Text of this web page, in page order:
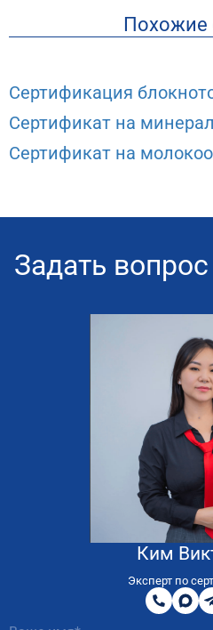
Похожие
Сертификация
Сертификат на
Сертификат на
Задать
Ким
Эксперт по
8
800
200
51
MAX